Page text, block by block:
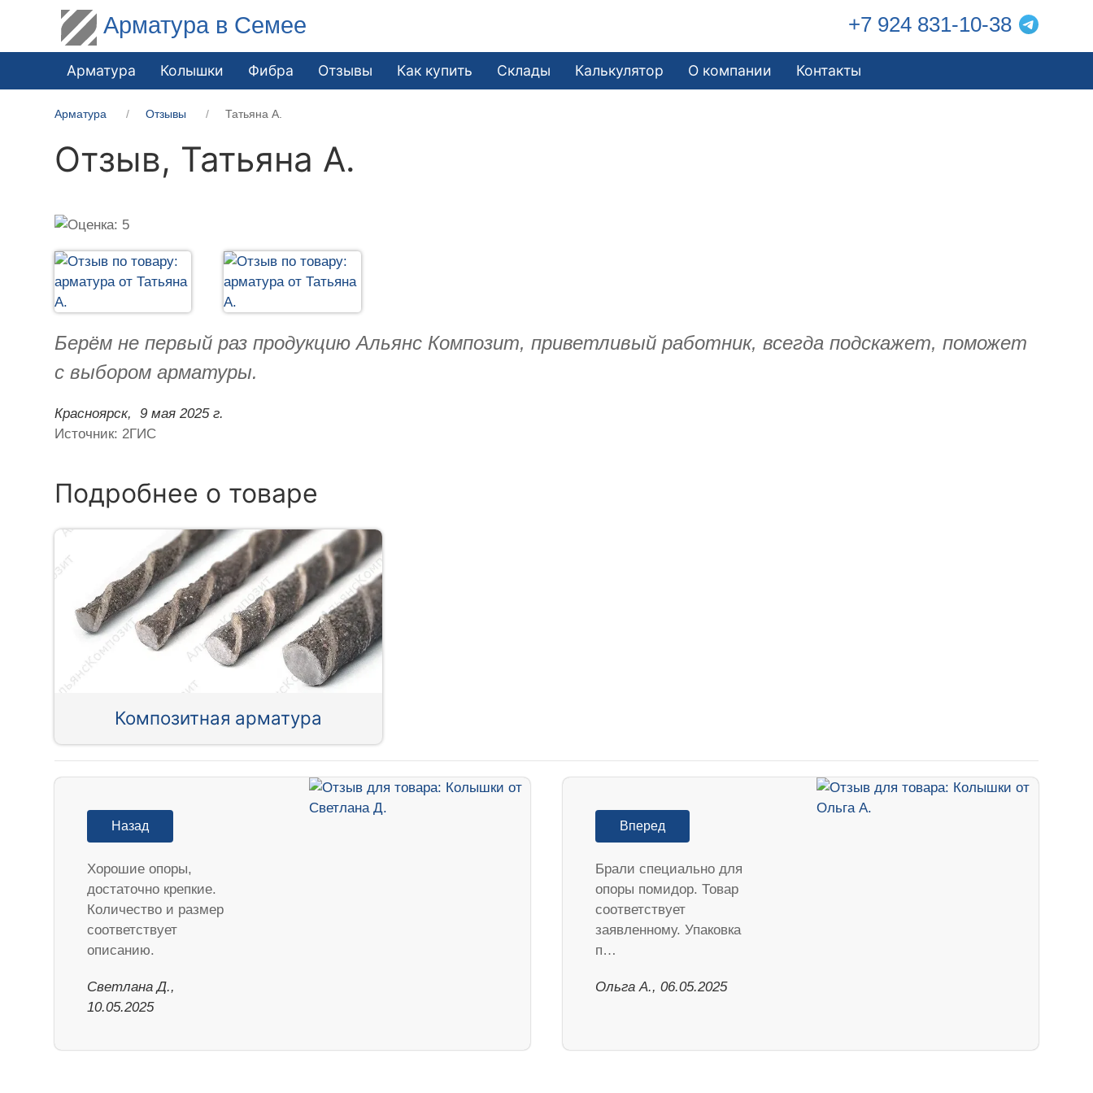
Арматура в Семее +7 924 831-10-38
Арматура Колышки Фибра Отзывы Как купить Склады Калькулятор О компании Контакты
Арматура Отзывы Татьяна А.
Отзыв, Татьяна А.
Берём не первый раз продукцию Альянс Композит, приветливый работник, всегда подскажет, поможет
с выбором арматуры.
Красноярск,
9 мая 2025 г.
Источник: 2ГИС
Подробнее о товаре
Композитная арматура
Назад
Хорошие опоры,
достаточно крепкие.
Количество и размер
соответствует
описанию.
Светлана Д.,
10.05.2025
Вперед
Брали специально для
опоры помидор. Товар
соответствует
заявленному. Упаковка
п…
Ольга А., 06.05.2025